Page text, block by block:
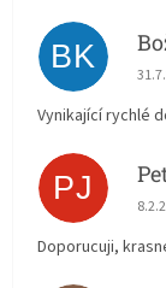
BK
Vynikající rychlé
PJ
Doporucuji,